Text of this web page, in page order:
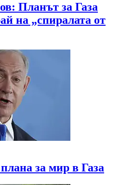
Планът за Газа
на „спиралата от
за мир в Газа